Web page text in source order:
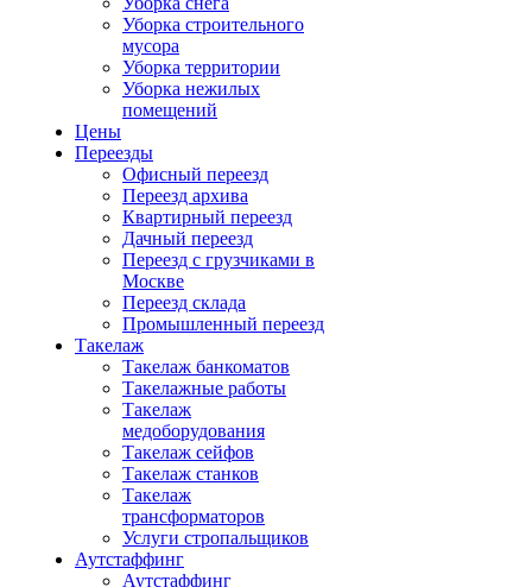
Уборка строительного
мусора
Уборка территории
Уборка нежилых
помещений
Цены
Переезды
Офисный переезд
Переезд архива
Квартирный переезд
Дачный переезд
Переезд с грузчиками в
Москве
Переезд склада
Промышленный переезд
Такелаж
Такелаж банкоматов
Такелажные работы
Такелаж
медоборудования
Такелаж сейфов
Такелаж станков
Такелаж
трансформаторов
Услуги стропальщиков
Аутстаффинг
Аутстаффинг